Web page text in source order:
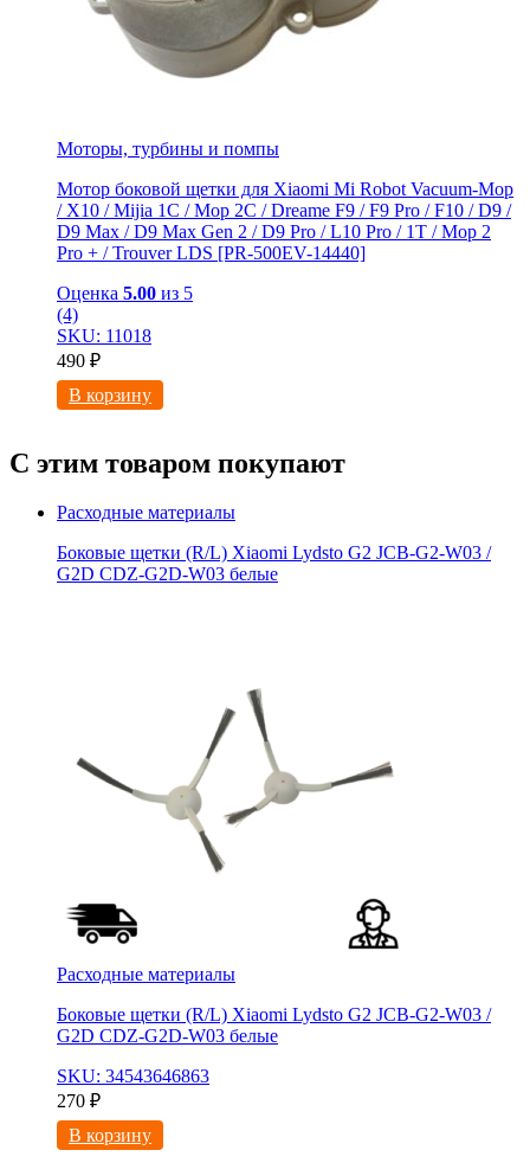
Моторы, турбины и помпы
Мотор боковой щетки для Xiaomi Mi Robot Vacuum-Mop
/ X10 / Mijia 1C / Mop 2C / Dreame F9 / F9 Pro / F10 / D9 /
D9 Max / D9 Мах Gen 2 / D9 Pro / L10 Pro / 1T / Mop 2
Pro + / Trouver LDS [PR-500EV-14440]
Оценка 5.00 из 5
(4)
SKU: 11018
490 ₽
В корзину
С этим товаром покупают
Расходные материалы
Боковые щетки (R/L) Xiaomi Lydsto G2 JCB-G2-W03 /
G2D CDZ-G2D-W03 белые
Расходные материалы
Боковые щетки (R/L) Xiaomi Lydsto G2 JCB-G2-W03 /
G2D CDZ-G2D-W03 белые
SKU: 34543646863
270 ₽
В корзину